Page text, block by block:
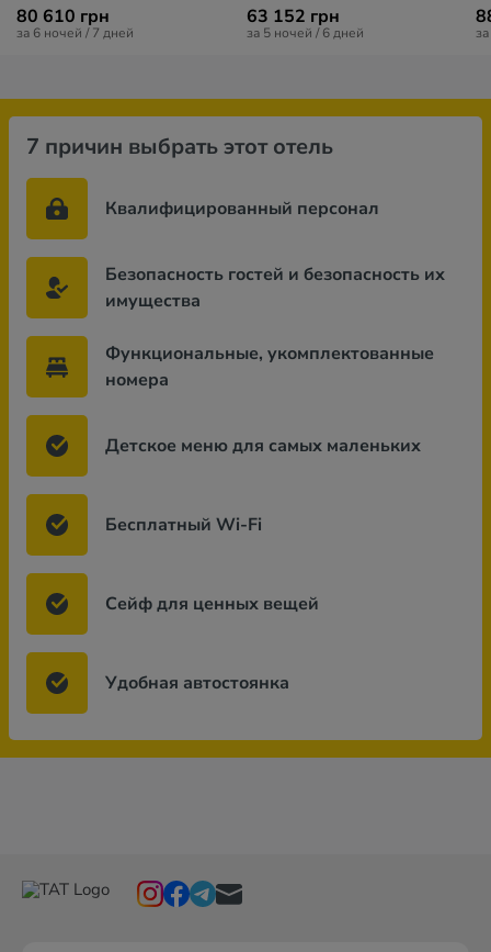
80 610 грн
за 6 ночей / 7 дней
63 152 грн
за 5 ночей / 6 дней
7 причин выбрать этот отель
Квалифицированный персонал
Безопасность гостей и безопасность их
имущества
Функциональные, укомплектованные
номера
Детское меню для самых маленьких
Бесплатный Wi-Fi
Сейф для ценных вещей
Удобная автостоянка